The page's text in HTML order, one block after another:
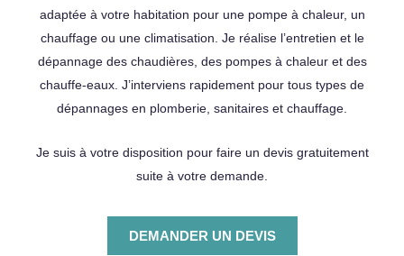
adaptée à votre habitation pour une pompe à chaleur, un
chauffage ou une climatisation. Je réalise l’entretien et le
dépannage des chaudières, des pompes à chaleur et des
chauffe-eaux. J’interviens rapidement pour tous types de
dépannages en plomberie, sanitaires et chauffage.
Je suis à votre disposition pour faire un devis gratuitement
suite à votre demande.
DEMANDER UN DEVIS